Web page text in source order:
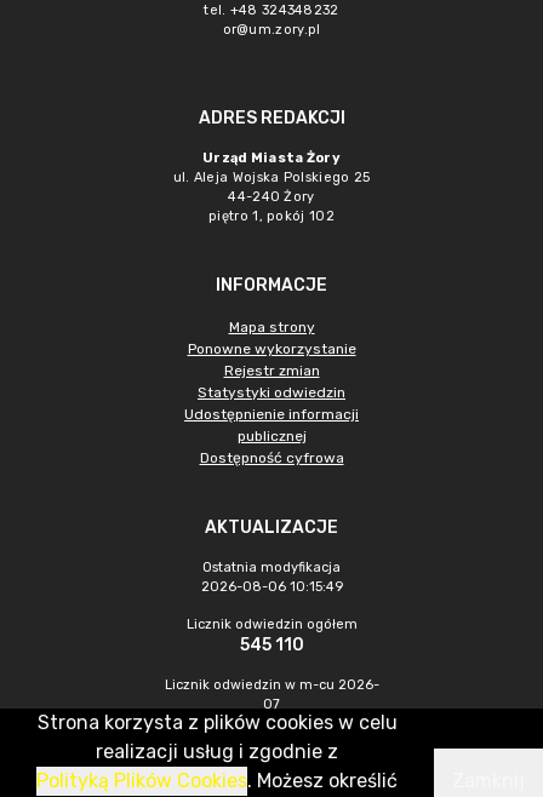
tel. +48 324348232
or@um.zory.pl
ADRES REDAKCJI
Urząd Miasta Żory
ul. Aleja Wojska Polskiego 25
44-240 Żory
piętro 1, pokój 102
INFORMACJE
Mapa strony
Ponowne wykorzystanie
Rejestr zmian
Statystyki odwiedzin
Udostępnienie informacji
publicznej
Dostępność cyfrowa
AKTUALIZACJE
Ostatnia modyfikacja
2026-08-06 10:15:49
Licznik odwiedzin ogółem
545 110
Licznik odwiedzin w m-cu 2026-
07
1 126
CMS & Hosting: Nefeni Sp. z o.o.
Strona korzysta z plików cookies w celu
realizacji usług i zgodnie z
Polityką Plików Cookies. Możesz określić